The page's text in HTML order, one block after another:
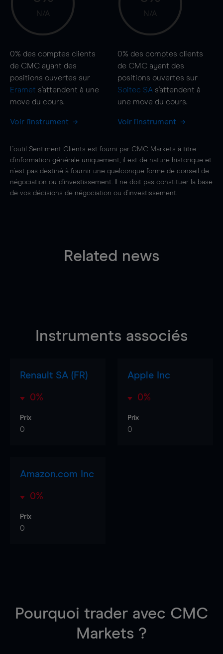
N/A
0% des comptes clients
de CMC ayant des
positions ouvertes sur
Eramet s'attendent à une
move du cours.
Voir l'instrument
N/A
0% des comptes clients
de CMC ayant des
positions ouvertes sur
Soitec SA s'attendent à
une move du cours.
Voir l'instrument
L'outil Sentiment Clients est fourni par CMC Markets à titre
d'information générale uniquement, il est de nature historique et
n'est pas destiné à fournir une quelconque forme de conseil de
négociation ou d'investissement. Il ne doit pas constituer la base
de vos décisions de négociation ou d'investissement.
Related news
Instruments associés
Renault SA (FR)
0%
Prix
0
Apple Inc
0%
Prix
0
Amazon.com Inc
0%
Prix
0
Pourquoi trader avec CMC
Markets ?